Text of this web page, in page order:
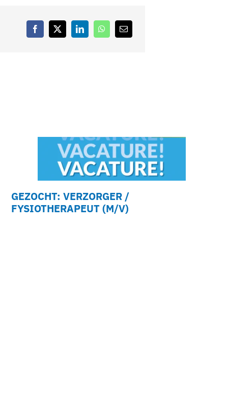
GEZOCHT: VERZORGER /
FYSIOTHERAPEUT (M/V)